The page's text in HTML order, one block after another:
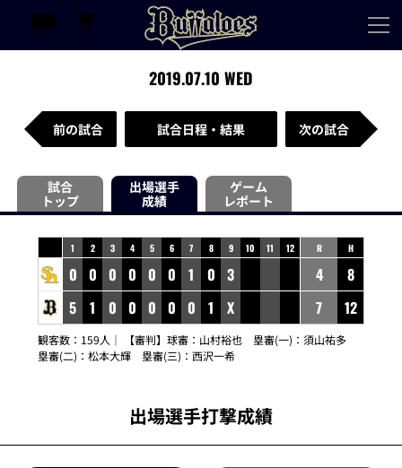
2019.07.10 WED
前の試合 試合日程・結果 次の試合
試合
トップ
出場選手
成績
ゲーム
レポート
1 2 3 4 5 6 7 8 9 10 11 12
0 0 0 0 0 0 1 0 3
5
1 0 0 0 0 0 1 X
R H
4
8
7
12
観客数：159人｜ 【審判】球審： 山村裕也 塁審(一)： 須山祐多
塁審(二)： 松本大輝 塁審(三)： 西沢一希
出場選手打撃成績